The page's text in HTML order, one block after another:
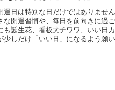
運日は特別な日だけではありませ
な開運習慣や、毎日を前向きに過
も誕生花、看板犬チワワ、いい日
少しだけ「いい日」になるよう願